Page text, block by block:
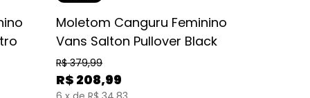
Moletom Canguru Feminino
Vans Salton Pullover Black
R$ 379,99
R$ 208,99